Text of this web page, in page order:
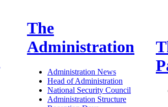
The
Administration
Administration News
Head of Administration
National Security Council
Administration Structure